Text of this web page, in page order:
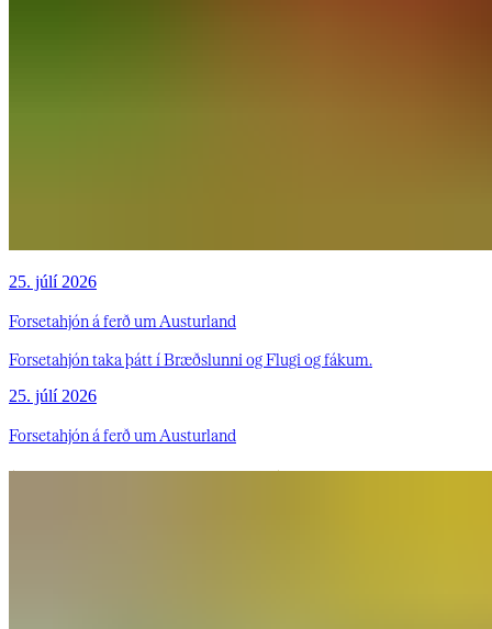
25. júlí 2026
Forsetahjón á ferð um Austurland
Forsetahjón taka þátt í Bræðslunni og Flugi og fákum.
25. júlí 2026
Forsetahjón á ferð um Austurland